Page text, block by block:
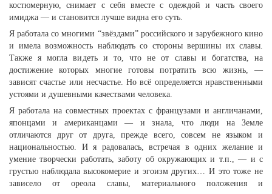
костюмерную, снимает с себя вместе с одеждой и часть своего
имиджа — и становится лучше видна его суть.
Я работала со многими “звёздами” российского и зарубежного кино
и имела возможность наблюдать со стороны вершины их славы.
Также я могла видеть и то, что не от славы и богатства, на
достижение которых многие готовы потратить всю жизнь, —
зависят счастье или несчастье. Но всё определяется нравственными
устоями и душевными качествами человека.
Я работала на совместных проектах с французами и англичанами,
японцами и американцами — и знала, что люди на Земле
отличаются друг от друга, прежде всего, совсем не языком и
национальностью. И я радовалась, встречая в одних желание и
умение творчески работать, заботу об окружающих и т.п., — и с
грустью наблюдала высокомерие и эгоизм других… И это тоже не
зависело от ореола славы, материального положения и